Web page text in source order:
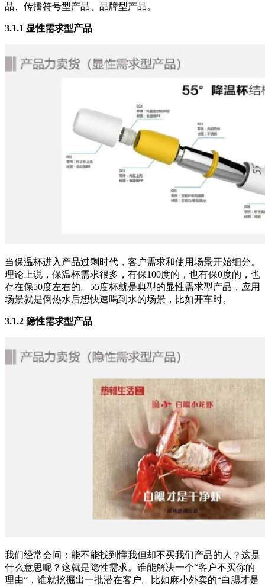
品、传播符号型产品、品牌型产品。
3.1.1 显性需求型产品
当保温杯进入产品过剩时代，客户需求和使用场景开始细分。
理论上说，保温杯需求很多，有保100度的，也有保0度的，也
存在保50度左右的。55度杯就是典型的显性需求型产品，应用
场景就是倒热水后想快速喝到水的场景，比如开车时。
3.1.2 隐性需求型产品
我们经常会问：能不能找到懂我但却不买我们产品的人？这是
什么意思呢？这就是隐性需求。谁能解决一个“客户不买你的
理由”，谁就挖掘出一批潜在客户。比如麻小外卖的“白腮才是